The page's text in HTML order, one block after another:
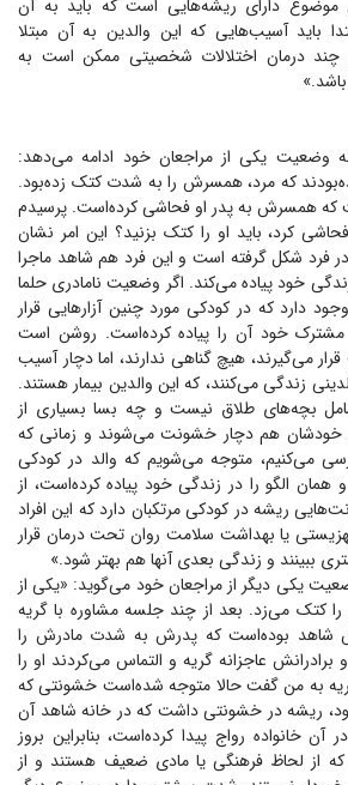
دارای ریشه‌هایی است که باید به آن
باید آسیب‌هایی که این والدین به آن مبتلا
درمان اختلالات شخصیتی ممکن است به
به وضعیت یکی از مراجعان خود ادامه می‌دهد:
که مرد، همسرش را به شدت کتک زده‌بود.
که همسرش به پدر او فحاشی کرده‌است. پرسیدم
کرد، باید او را کتک بزنید؟ این امر نشان
فرد شکل گرفته است و این فرد هم شاهد ماجرا
خود پیاده می‌کند. اگر وضعیت نامادری حلما
دارد که در کودکی مورد چنین آزار‌هایی قرار
مشترک خود آن را پیاده کرده‌است. روشن است
می‌گیرند، هیچ گناهی ندارند، اما دچار آسیب
زندگی می‌کنند، که این والدین بیمار هستند.
بچه‌های طلاق نیست و چه بسا بسیاری از
خودشان هم دچار خشونت می‌شوند و زمانی که
می‌کنیم، متوجه می‌شویم که والد در کودکی
الگو را در زندگی خود پیاده کرده‌است، از
ریشه در کودکی مرتکبان دارد که این افراد
یا بهداشت سلامت روان تحت درمان قرار
ببینند و زندگی بعدی آنها هم بهتر شود.»
یکی دیگر از مراجعان خود می‌گوید: «یکی از
کتک می‌زد. بعد از چند جلسه مشاوره با گریه
شاهد بوده‌است که پدرش به شدت مادرش را
عاجزانه گریه و التماس می‌کردند او را
به من گفت حالا متوجه شده‌است خشونتی که
ریشه در خشونتی داشت که در خانه شاهد آن
خانواده رواج پیدا کرده‌است، بنابراین بروز
از لحاظ فرهنگی یا مادی ضعیف هستند و از